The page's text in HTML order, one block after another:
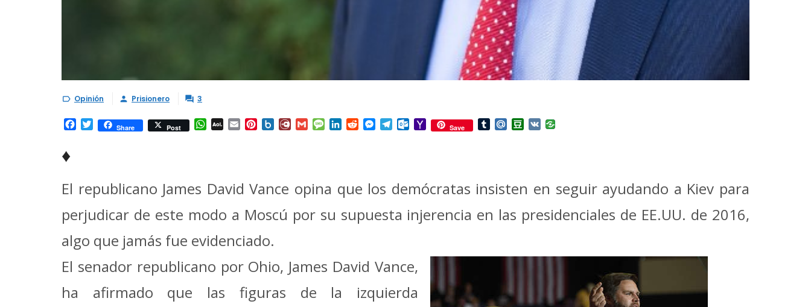
 Opinión  Prisionero  3
Facebook
TwitterShare Post WhatsApp
AOL Email Pinterest
Box.netDiary.RuGmailMessage
LinkedInRedditMessenger
TelegramOutlook.com
YahooSave TumblrMail.RuDouban
VK
♦
El republicano James David Vance opina que los demócratas insisten en seguir ayudando a Kiev para
perjudicar de este modo a Moscú por su supuesta injerencia en las presidenciales de EE.UU. de 2016,
algo que jamás fue evidenciado.
El senador republicano por Ohio, James David Vance,
ha afirmado que las figuras de la izquierda